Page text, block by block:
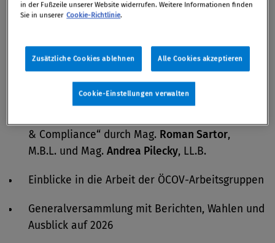
Keynote von Mag.Martin Eckel, LL.M.:„Weniger
Regeln, mehr Verantwortung – Compliance-
Kultur im Wandel“
& Compliance“ durch Mag. Roman Sartor,
M.B.L. und Mag. Andrea Pilecky, LL.B.
Einblicke in die Arbeit der ÖCOV-Arbeitsgruppen
Generalversammlung mit Berichten, Wahlen und
Ausblick auf 2026
in der Fußzeile unserer Website widerrufen. Weitere Informationen finden
Sie in unserer Cookie-Richtlinie.
Zusätzliche Cookies ablehnen Alle Cookies akzeptieren
Cookie-Einstellungen verwalten